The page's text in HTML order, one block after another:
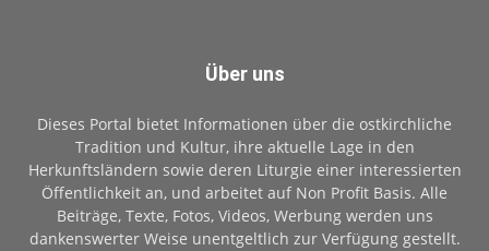
Über uns
Dieses Portal bietet Informationen über die ostkirchliche
Tradition und Kultur, ihre aktuelle Lage in den
Herkunftsländern sowie deren Liturgie einer interessierten
Öffentlichkeit an, und arbeitet auf Non Profit Basis. Alle
Beiträge, Texte, Fotos, Videos, Werbung werden uns
dankenswerter Weise unentgeltlich zur Verfügung gestellt.